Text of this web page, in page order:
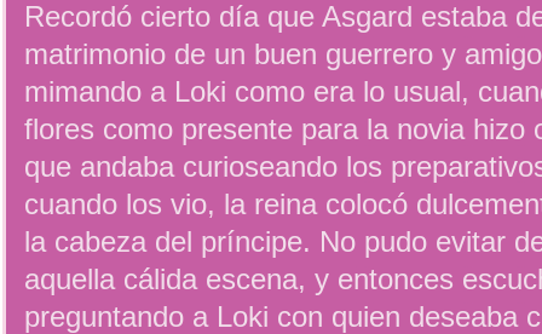
Recordó cierto día que Asgard estaba
matrimonio de un buen guerrero y
mimando a Loki como era lo usual,
flores como presente para la novia hizo
que andaba curioseando los
cuando los vio, la reina colocó
la cabeza del príncipe. No pudo evitar
aquella cálida escena, y entonces
preguntando a Loki con quien deseaba